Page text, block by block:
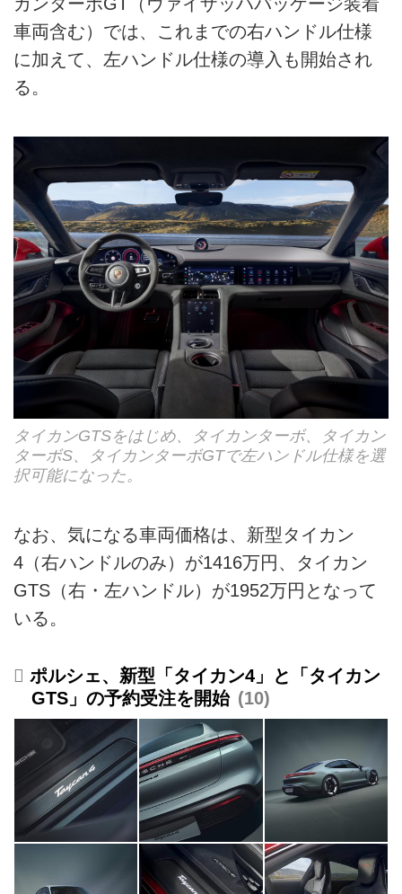
車両含む）では、これまでの右ハンドル仕様
に加えて、左ハンドル仕様の導入も開始され
る。
タイカンGTSをはじめ、タイカンターボ、タイカン
ターボS、タイカンターボGTで左ハンドル仕様を選
択可能になった。
なお、気になる車両価格は、新型タイカン
4（右ハンドルのみ）が1416万円、タイカン
GTS（右・左ハンドル）が1952万円となって
いる。
ポルシェ、新型「タイカン4」と「タイカン
GTS」の予約受注を開始
10